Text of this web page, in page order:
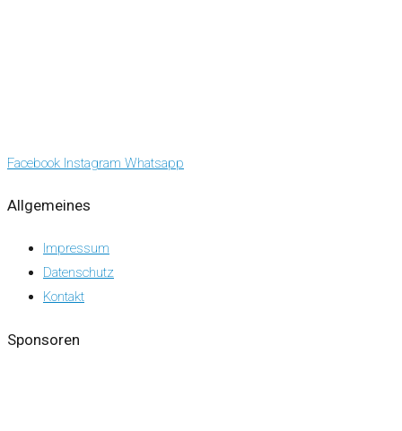
Facebook Instagram Whatsapp
Allgemeines
Impressum
Datenschutz
Kontakt
Sponsoren